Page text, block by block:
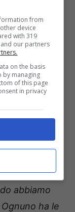
per
dare un
due anni
e quando
con
un tecnico
abbiamo
ha le
from
device
with 319
our partners
on the basis
by managing
of this page
in privacy